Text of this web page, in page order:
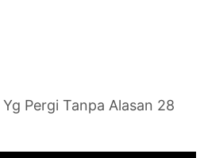
Pergi Tanpa Alasan 28